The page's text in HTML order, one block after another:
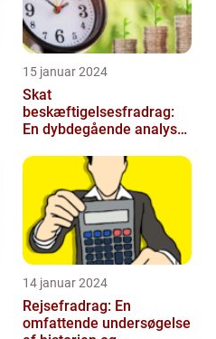
15 januar 2024
Skat
beskæftigelsesfradrag:
En dybdegående analyse
finansfolk
14 januar 2024
Rejsefradrag: En
omfattende undersøgelse